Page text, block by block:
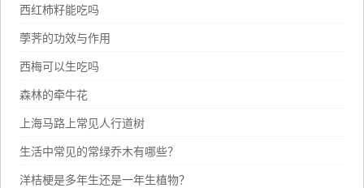
西红柿籽能吃吗
荸荠的功效与作用
西梅可以生吃吗
森林的牵牛花
上海马路上常见人行道树
生活中常见的常绿乔木有哪些？
洋桔梗是多年生还是一年生植物？